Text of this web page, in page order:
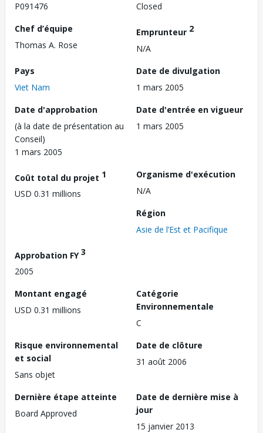
P091476
Closed
Chef d’équipe
Thomas A. Rose
Emprunteur 2
N/A
Pays
Viet Nam
Date de divulgation
1 mars 2005
Date d'approbation
(à la date de présentation au
Conseil)
1 mars 2005
Date d'entrée en vigueur
1 mars 2005
Coût total du projet 1
USD 0.31 millions
Organisme d'exécution
N/A
Région
Asie de l’Est et Pacifique
Approbation FY3
2005
Montant engagé
USD 0.31 millions
Catégorie
Environnementale
C
Risque environnemental
et social
Sans objet
Date de clôture
31 août 2006
Dernière étape atteinte
Board Approved
Date de dernière mise à
jour
15 janvier 2013